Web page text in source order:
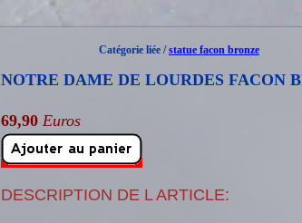
Catégorie liée /statue facon bronze
NOTRE DAME DE LOURDES FACON
69,90 Euros
DESCRIPTION DE L ARTICLE: